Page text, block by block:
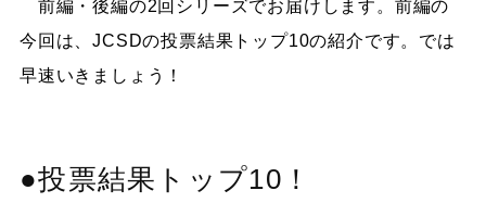
前編・後編の2回シリーズでお届けします。前編の
今回は、JCSDの投票結果トップ10の紹介です。では
早速いきましょう！
●投票結果トップ10！